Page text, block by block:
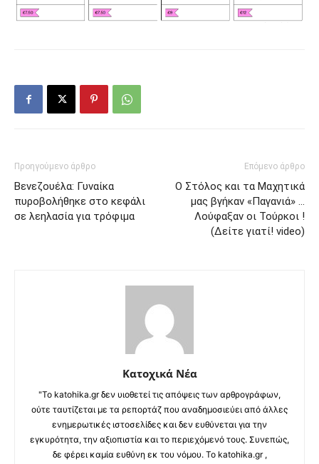
Προηγούμενο άρθρο
Βενεζουέλα: Γυναίκα
πυροβολήθηκε στο κεφάλι
σε λεηλασία για τρόφιμα
Επόμενο άρθρο
Ο Στόλος και τα Μαχητικά
μας βγήκαν «Παγανιά» …
Λούφαξαν οι Τούρκοι !
(Δείτε γιατί! video)
Κατοχικά Νέα
"Το katohika.gr δεν υιοθετεί τις απόψεις των αρθρογράφων,
ούτε ταυτίζεται με τα ρεπορτάζ που αναδημοσιεύει από άλλες
ενημερωτικές ιστοσελίδες και δεν ευθύνεται για την
εγκυρότητα, την αξιοπιστία και το περιεχόμενό τους. Συνεπώς,
δε φέρει καμία ευθύνη εκ του νόμου. Το katohika.gr ,